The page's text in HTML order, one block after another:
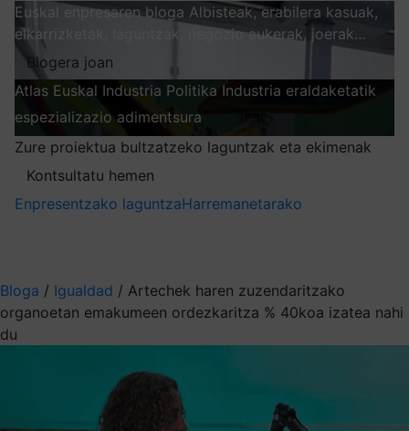
Euskal enpresaren bloga Albisteak, erabilera kasuak,
elkarrizketak, laguntzak, negozio aukerak, joerak…
Blogera joan
Atlas Euskal Industria Politika Industria eraldaketatik
espezializazio adimentsura
Zure proiektua bultzatzeko laguntzak eta ekimenak
Kontsultatu hemen
Enpresentzako laguntzaHarremanetarako
Bloga / Igualdad / Artechek haren zuzendaritzako
organoetan emakumeen ordezkaritza % 40koa izatea nahi
du